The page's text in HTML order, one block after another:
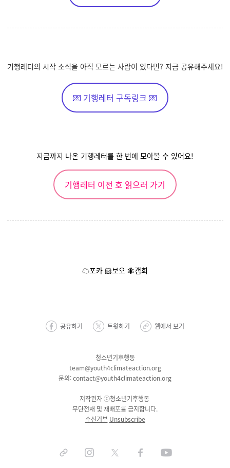
기행레터의 시작 소식을 아직 모르는 사람이 있다면? 지금 공유해주세요!
💌 기행레터 구독링크 💌
지금까지 나온 기행레터를 한 번에 모아볼 수 있어요!
기행레터 이전 호 읽으러 가기
☁️포카 🐹보오 🐜갬희
공유하기 트윗하기 웹에서 보기
청소년기후행동
team@youth4climateaction.org
문의: contact@youth4climateaction.org
저작권자ⓒ청소년기후행동
무단전재 및 재배포를 금지합니다.
수신거부 Unsubscribe